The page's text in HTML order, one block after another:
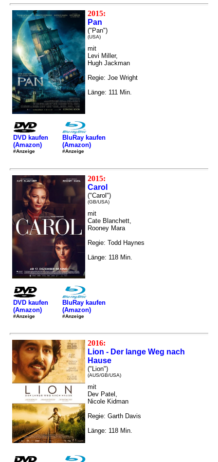
2015:
Pan
("Pan")
(USA)
mit
Levi Miller,
Hugh Jackman
Regie: Joe Wright
Länge: 111 Min.
DVD kaufen
(Amazon)
#Anzeige
BluRay kaufen
(Amazon)
#Anzeige
2015:
Carol
("Carol")
(GB/USA)
mit
Cate Blanchett,
Rooney Mara
Regie: Todd Haynes
Länge: 118 Min.
DVD kaufen
(Amazon)
#Anzeige
BluRay kaufen
(Amazon)
#Anzeige
2016:
Lion - Der lange Weg nach
Hause
("Lion")
(AUS/GB/USA)
mit
Dev Patel,
Nicole Kidman
Regie: Garth Davis
Länge: 118 Min.